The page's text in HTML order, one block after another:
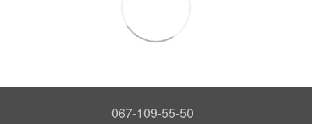
067-109-55-50